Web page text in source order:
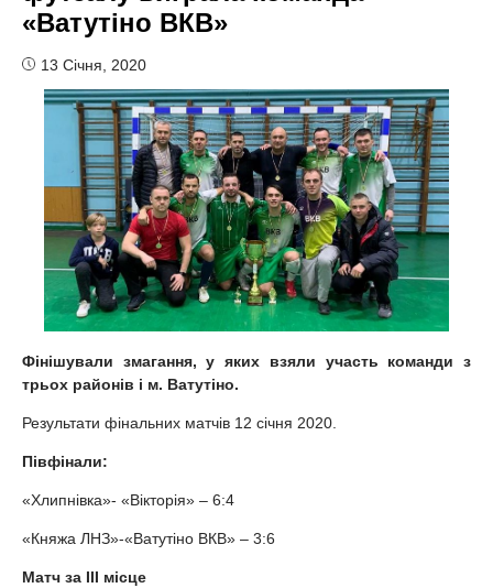
«Ватутіно ВКВ»
13 Січня, 2020
Фінішували змагання, у яких взяли участь команди з
трьох районів і м. Ватутіно.
Результати фінальних матчів 12 січня 2020.
Півфінали:
«Хлипнівка»- «Вікторія» – 6:4
«Княжа ЛНЗ»-«Ватутіно ВКВ» – 3:6
Матч за ІІІ місце